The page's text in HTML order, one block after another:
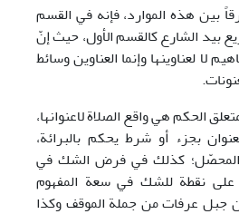
بين هذه الموارد، فإنه في القسم
بيد الشارع كالقسم الأول، حيث إنّ
لا لعناوينها وإنما العناوين وسائط
الحكم هي واقع الصلاة لاعنوانها،
بجزء أو شرط يحكم بالبرائة،
كذلك في فرض الشك في
نقطة للشك في سعة المفهوم
عرفات من جملة الموقف وكذا